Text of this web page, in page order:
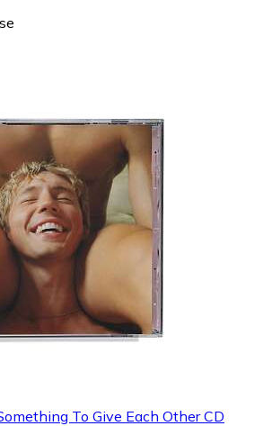
To Give Each Other CD